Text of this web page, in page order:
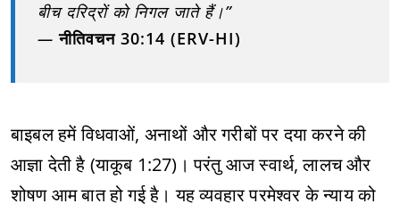
बीच दरिद्रों को निगल जाते हैं।”
—नीतिवचन 30:14 (ERV-HI)
बाइबल हमें विधवाओं, अनाथों और गरीबों पर दया करने की
आज्ञा देती है (याकूब 1:27)। परंतु आज स्वार्थ, लालच और
शोषण आम बात हो गई है। यह व्यवहार परमेश्वर के न्याय को